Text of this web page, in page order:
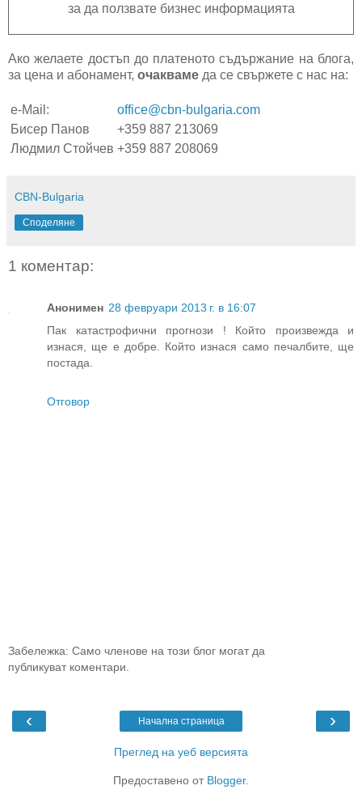
за да ползвате бизнес информацията
Ако желаете достъп до платеното съдържание на блога,
за цена и абонамент, очакваме да се свържете с нас на:
e-Mail:
office@cbn-bulgaria.com
Бисер Панов
+359 887 213069
Людмил Стойчев +359 887 208069
CBN-Bulgaria
Споделяне
1 коментар:
Анонимен 28 февруари 2013 г. в 16:07
Пак катастрофични прогнози ! Който произвежда и
изнася, ще е добре. Който изнася само печалбите, ще
постада.
Отговор
Забележка: Само членове на този блог могат да
публикуват коментари.
‹ ›
Начална страница
Преглед на уеб версията
Предоставено от Blogger.